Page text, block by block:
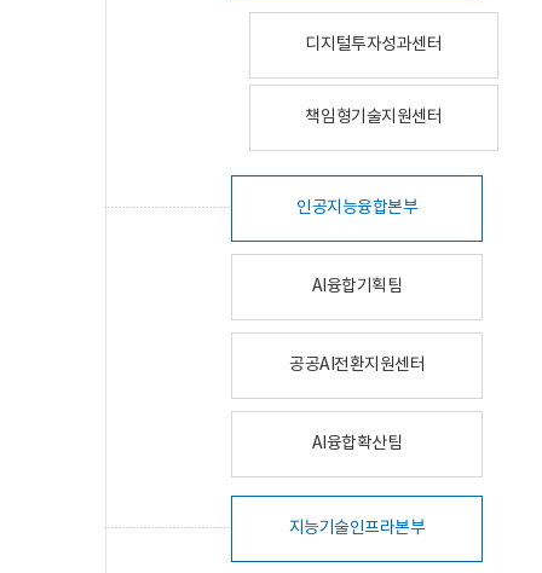
디지털투자성과센터
책임형기술지원센터
인공지능융합본부
AI융합기획팀
공공AI전환지원센터
AI융합확산팀
지능기술인프라본부